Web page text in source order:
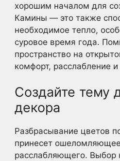
хорошим началом для
Камины — это также
необходимое тепло,
суровое время года.
пространство на
комфорт, расслабление
Создайте тему
декора
Разбрасывание цветов
принесет
расслабляющего. Выбор